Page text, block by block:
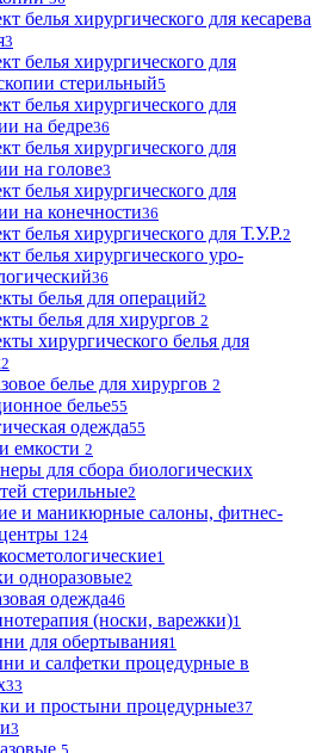
белья хирургического для кесарева
3
белья хирургического для
стерильный5
белья хирургического для
на бедре36
белья хирургического для
на голове3
белья хирургического для
на конечности36
белья хирургического для Т.У.Р.2
белья хирургического уро-
36
белья для операций2
белья для хирургов 2
хирургического белья для
2
белье для хирургов 2
белье55
одежда55
емкости 2
для сбора биологических
стерильные2
и маникюрные салоны, фитнес-
124
1
одноразовые2
одежда46
(носки, варежки)1
для обертывания1
и салфетки процедурные в
33
и простыни процедурные37
3